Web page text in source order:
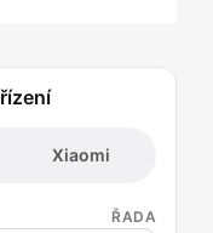
Xiaomi
ŘADA